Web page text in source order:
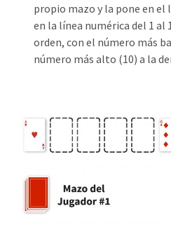
propio mazo y la pone en el
en la línea numérica del 1 al
orden, con el número más
número más alto (10) a la